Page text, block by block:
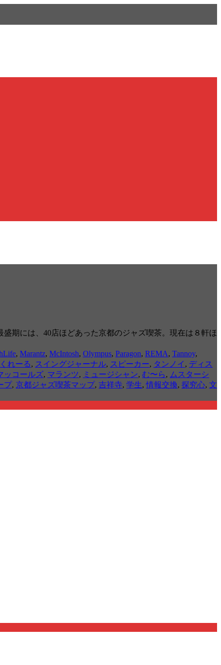
期には、40店ほどあった京都のジャズ喫茶。現在は８軒ほ
, Marantz, McIntosh, Olympus, Paragon, REMA, Tannoy,
れーる, スイングジャーナル, スピーカー, タンノイ , ディス
ッコールズ, マランツ, ミュージシャン, む〜ら, ムスターシ
プ, 京都ジャズ喫茶マップ, 吉祥寺, 学生,情報交換, 探究心, 文